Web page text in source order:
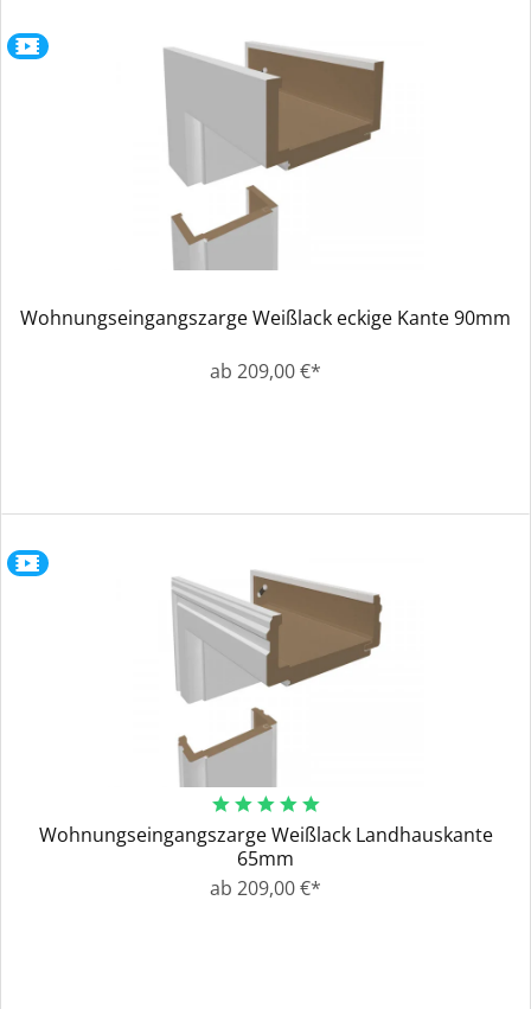
Wohnungseingangszarge Weißlack eckige Kante 90mm
ab 209,00 €*
Wohnungseingangszarge Weißlack Landhauskante
65mm
ab 209,00 €*